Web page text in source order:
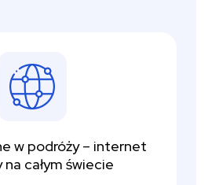
w podróży – internet
całym świecie